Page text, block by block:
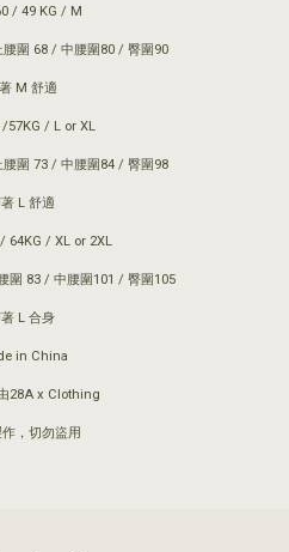
/ 49 KG / M
圍 68 / 中腰圍80 / 臀圍90
M 舒適
/57KG / L or XL
圍 73 / 中腰圍84 / 臀圍98
L 舒適
64KG / XL or 2XL
圍 83 / 中腰圍101 / 臀圍105
L 合身
in China
28A x Clothing
，切勿盜用